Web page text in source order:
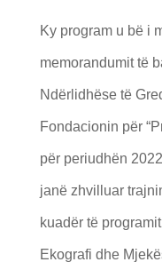
Ky program u bë i
memorandumit të
Ndërlidhëse të
Fondacionin për
për periudhën
janë zhvilluar
kuadër të
Ekografi dhe